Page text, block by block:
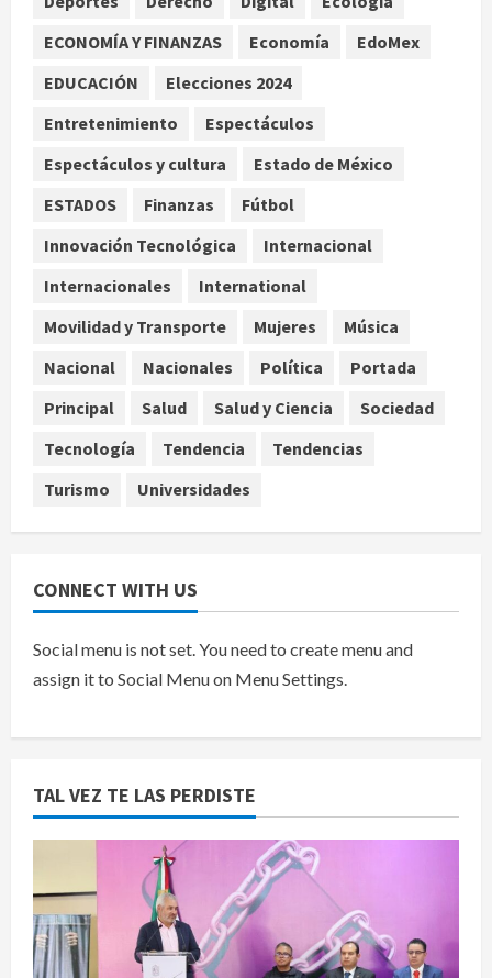
3
Christopher Landau desmiente
artículo de Foreign Policy sobre
agosto 7, 2026
Nacional
Capturan en Zapopan a ciudadano
Interpol
5
Detienen al exgobernador de
Guerrero Ángel Aguirre por
agosto 7, 2026
ECONOMÍA Y FINANZAS
Economía
EdoMex
EDUCACIÓN
Elecciones 2024
Entretenimiento
Espectáculos
Espectáculos y cultura
Estado de México
ESTADOS
Finanzas
Fútbol
Innovación Tecnológica
Internacional
Internacionales
International
Movilidad y Transporte
Mujeres
Música
Nacional
Nacionales Política
Portada
Principal
Salud Salud y Ciencia
Sociedad
Tecnología
Tendencia
Tendencias
Turismo
Universidades
CONNECT WITH US
Social menu is not set. You need to create menu and
assign it to Social Menu on Menu Settings.
TAL VEZ TE LAS PERDISTE